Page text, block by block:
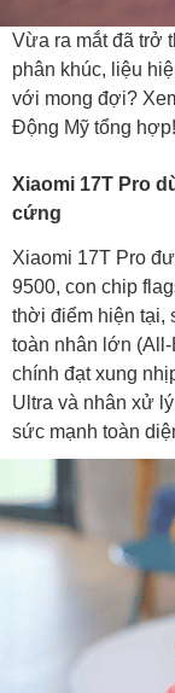
Vừa ra mắt đã trở
phân khúc, liệu
với mong đợi?
Động Mỹ tổng hợp!
Xiaomi 17T Pro
cứng
Xiaomi 17T Pro
9500, con chip
thời điểm hiện tại,
toàn nhân lớn
chính đạt xung
Ultra và nhân xử
sức mạnh toàn